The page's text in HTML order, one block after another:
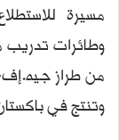
مسيرة
وطائرات تدريب
وتنتج في